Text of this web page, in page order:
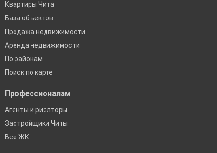
Квартиры Чита
База объектов
Продажа недвижимости
Аренда недвижимости
По районам
Поиск по карте
Профессионалам
Агенты и риэлторы
Застройщики Читы
Все ЖК